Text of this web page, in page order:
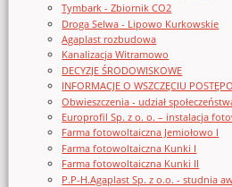
Tymbark - Zbiornik CO2
Droga Selwa - Lipowo Kurkowskie
Agaplast rozbudowa
Kanalizacja Witramowo
DECYZJE ŚRODOWISKOWE
INFORMACJE O WSZCZĘCIU
Obwieszczenia - udział
Europrofil Sp. z o. o. – instalacja
Farma fotowoltaiczna Jemiołowo I
Farma fotowoltaiczna Kunki I
Farma fotowoltaiczna Kunki II
P.P-H.Agaplast Sp. z o.o. - studnia